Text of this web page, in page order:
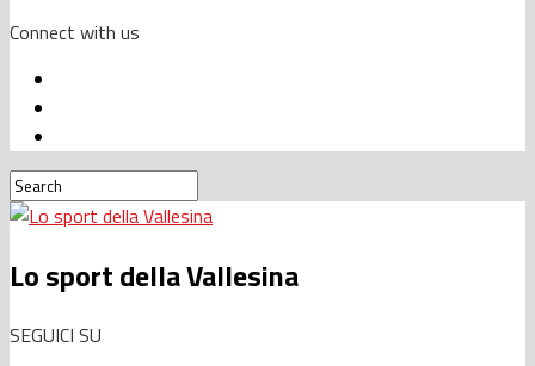
Connect with us
Lo sport della Vallesina
SEGUICI SU